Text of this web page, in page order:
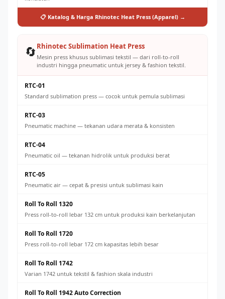
📋 Katalog & Harga Rhinotec Heat Press (Apparel) →
🔄 Rhinotec Sublimation Heat Press
Mesin press khusus sublimasi tekstil — dari roll-to-roll
industri hingga pneumatic untuk jersey & fashion tekstil.
RTC-01
Standard sublimation press — cocok untuk pemula sublimasi
RTC-03
Pneumatic machine — tekanan udara merata & konsisten
RTC-04
Pneumatic oil — tekanan hidrolik untuk produksi berat
RTC-05
Pneumatic air — cepat & presisi untuk sublimasi kain
Roll To Roll 1320
Press roll-to-roll lebar 132 cm untuk produksi kain berkelanjutan
Roll To Roll 1720
Press roll-to-roll lebar 172 cm kapasitas lebih besar
Roll To Roll 1742
Varian 1742 untuk tekstil & fashion skala industri
Roll To Roll 1942 Auto Correction